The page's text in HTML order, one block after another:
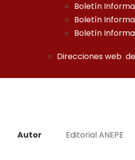
Boletín
Boletín
Boletín
Direcciones web
Autor Editorial ANEPE